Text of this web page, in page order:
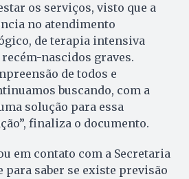
os serviços, visto que a
no atendimento
de terapia intensiva
nascidos graves.
de todos e
buscando, com a
solução para essa
finaliza o documento.
em contato com a Secretaria
para saber se existe previsão